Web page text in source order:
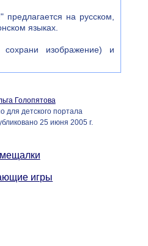
на русском,
языках.
сохрани изображение) и
Голопятова
для детского портала
25 июня 2005 г.
игры